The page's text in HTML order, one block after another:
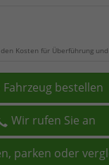
Kosten für Überführung
Fahrzeug bestellen
Wir rufen Sie an
parken oder